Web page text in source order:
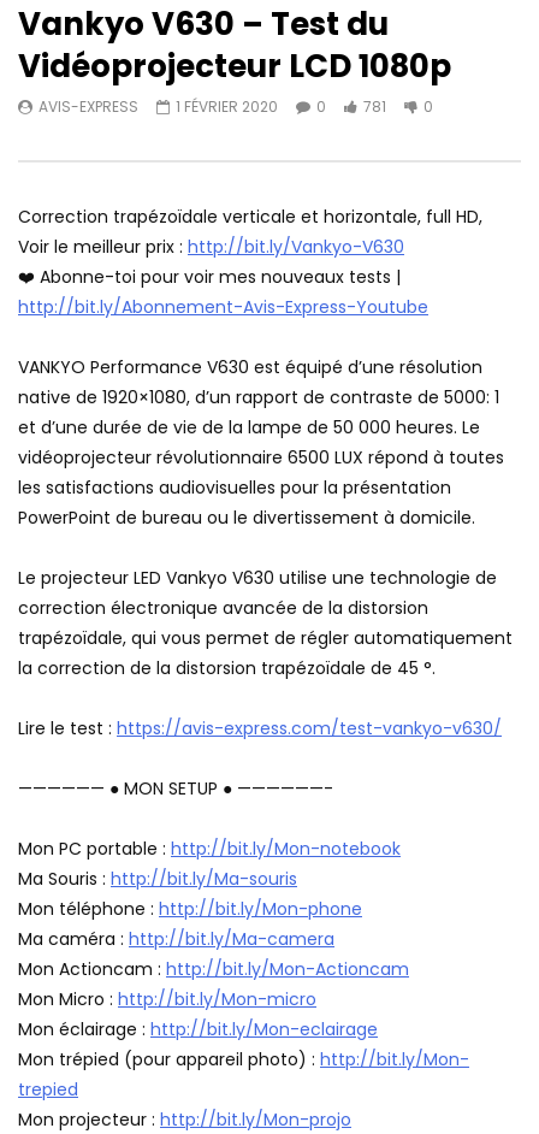
Watch Later
LCD 720p
0
Express ❤️
424
Vankyo V630 – Test du
Vidéoprojecteur LCD 1080p
AVIS-EXPRESS 1 FÉVRIER 2020 0 781 0
Correction trapézoïdale verticale et horizontale, full HD,
Voir le meilleur prix : http://bit.ly/Vankyo-V630
❤️ Abonne-toi pour voir mes nouveaux tests |
http://bit.ly/Abonnement-Avis-Express-Youtube
VANKYO Performance V630 est équipé d’une résolution
native de 1920×1080, d’un rapport de contraste de 5000: 1
et d’une durée de vie de la lampe de 50 000 heures. Le
vidéoprojecteur révolutionnaire 6500 LUX répond à toutes
les satisfactions audiovisuelles pour la présentation
PowerPoint de bureau ou le divertissement à domicile.
Le projecteur LED Vankyo V630 utilise une technologie de
correction électronique avancée de la distorsion
trapézoïdale, qui vous permet de régler automatiquement
la correction de la distorsion trapézoïdale de 45 °.
Lire le test : https://avis-express.com/test-vankyo-v630/
—————— ● MON SETUP ● ——————-
Mon PC portable : http://bit.ly/Mon-notebook
Ma Souris : http://bit.ly/Ma-souris
Mon téléphone : http://bit.ly/Mon-phone
Ma caméra : http://bit.ly/Ma-camera
Mon Actioncam : http://bit.ly/Mon-Actioncam
Mon Micro : http://bit.ly/Mon-micro
Mon éclairage : http://bit.ly/Mon-eclairage
Mon trépied (pour appareil photo) : http://bit.ly/Mon-
trepied
Mon projecteur : http://bit.ly/Mon-projo